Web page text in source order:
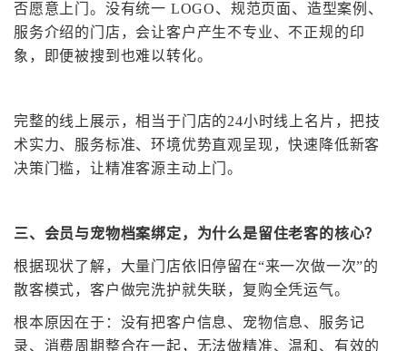
否愿意上门。没有统一 LOGO、规范页面、造型案例、
服务介绍的门店，会让客户产生不专业、不正规的印
象，即便被搜到也难以转化。
完整的线上展示，相当于门店的24小时线上名片，把技
术实力、服务标准、环境优势直观呈现，快速降低新客
决策门槛，让精准客源主动上门。
三、 会员与宠物档案绑定，为什么是留住老客的核心？
根据现状了解，大量门店依旧停留在“来一次做一次”的
散客模式，客户做完洗护就失联，复购全凭运气。
根本原因在于：没有把客户信息、宠物信息、服务记
录、消费周期整合在一起，无法做精准、温和、有效的